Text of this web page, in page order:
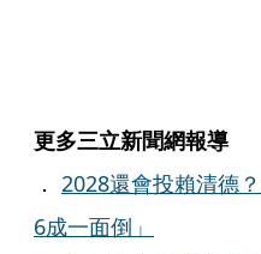
更多三立新聞網報導
． 2028還會投賴清德
6成一面倒」